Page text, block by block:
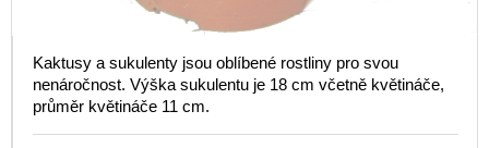
Kaktusy a sukulenty jsou oblíbené rostliny pro svou
nenáročnost. Výška sukulentu je 18 cm včetně květináče,
průměr květináče 11 cm.